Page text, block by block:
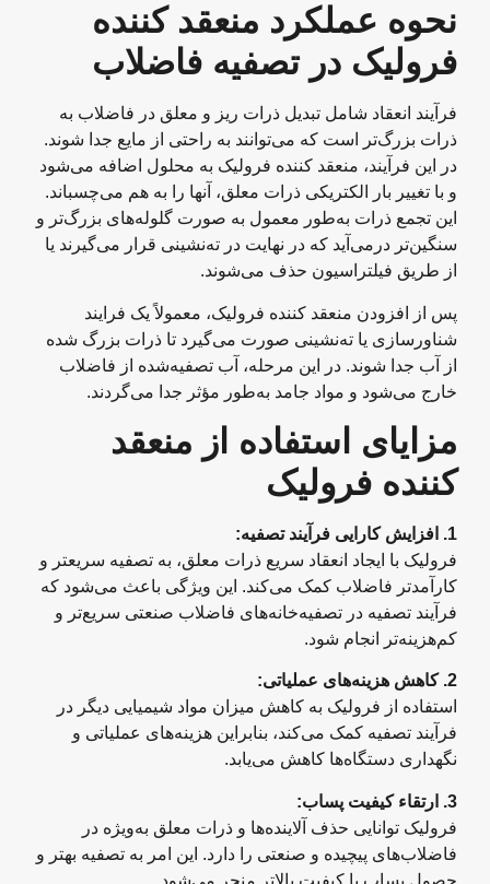
نحوه عملکرد منعقد کننده
فرولیک در تصفیه فاضلاب
فرآیند انعقاد شامل تبدیل ذرات ریز و معلق در فاضلاب به
ذرات بزرگ‌تر است که می‌توانند به راحتی از مایع جدا شوند.
در این فرآیند، منعقد کننده فرولیک به محلول اضافه می‌شود
و با تغییر بار الکتریکی ذرات معلق، آنها را به هم می‌چسباند.
این تجمع ذرات به‌طور معمول به صورت گلوله‌های بزرگ‌تر و
سنگین‌تر درمی‌آید که در نهایت در ته‌نشینی قرار می‌گیرند یا
از طریق فیلتراسیون حذف می‌شوند.
پس از افزودن منعقد کننده فرولیک، معمولاً یک فرایند
شناورسازی یا ته‌نشینی صورت می‌گیرد تا ذرات بزرگ شده
از آب جدا شوند. در این مرحله، آب تصفیه‌شده از فاضلاب
خارج می‌شود و مواد جامد به‌طور مؤثر جدا می‌گردند.
مزایای استفاده از منعقد
کننده فرولیک
1. افزایش کارایی فرآیند تصفیه:
فرولیک با ایجاد انعقاد سریع ذرات معلق، به تصفیه سریعتر و
کارآمدتر فاضلاب کمک می‌کند. این ویژگی باعث می‌شود که
فرآیند تصفیه در تصفیه‌خانه‌های فاضلاب صنعتی سریع‌تر و
کم‌هزینه‌تر انجام شود.
2. کاهش هزینه‌های عملیاتی :
استفاده از فرولیک به کاهش میزان مواد شیمیایی دیگر در
فرآیند تصفیه کمک می‌کند، بنابراین هزینه‌های عملیاتی و
نگهداری دستگاه‌ها کاهش می‌یابد.
3. ارتقاء کیفیت پساب:
فرولیک توانایی حذف آلاینده‌ها و ذرات معلق به‌ویژه در
فاضلاب‌های پیچیده و صنعتی را دارد. این امر به تصفیه بهتر و
حصول پساب با کیفیت بالاتر منجر می‌شود.